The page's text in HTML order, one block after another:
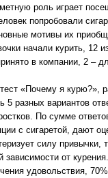
роль играет
попробовали
мотивы их
начали курить, 12
в компании, 2 –
«Почему я курю?»,
5 разных вариантов
По сумме
с сигаретой, дают
силу
зависимости от
удовольствия,